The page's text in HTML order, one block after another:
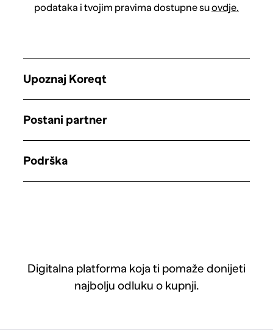
podataka i tvojim pravima dostupne suovdje.
Digitalna platforma koja ti pomaže donijeti
najbolju odluku o kupnji.
Upoznaj Koreqt
Postani partner
Podrška